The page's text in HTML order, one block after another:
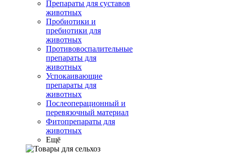
Препараты для суставов
животных
Пробиотики и
пребиотики для
животных
Противовоспалительные
препараты для
животных
Успокаивающие
препараты для
животных
Послеоперационный и
перевязочный материал
Фитопрепараты для
животных
Ещё